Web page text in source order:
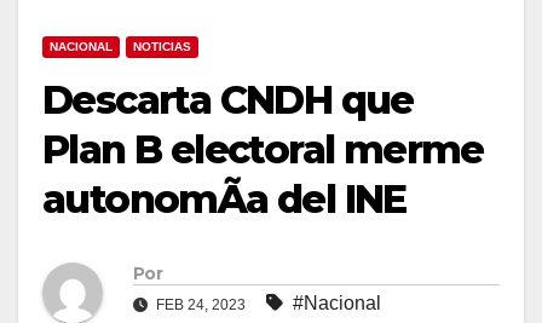
NACIONAL NOTICIAS
Descarta CNDH que
Plan B electoral merme
autonomÃa del INE
Por
FEB 24, 2023 #Nacional